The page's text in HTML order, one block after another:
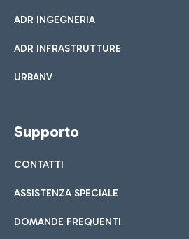
ADR INGEGNERIA
ADR INFRASTRUTTURE
URBANV
Supporto
CONTATTI
ASSISTENZA SPECIALE
DOMANDE FREQUENTI